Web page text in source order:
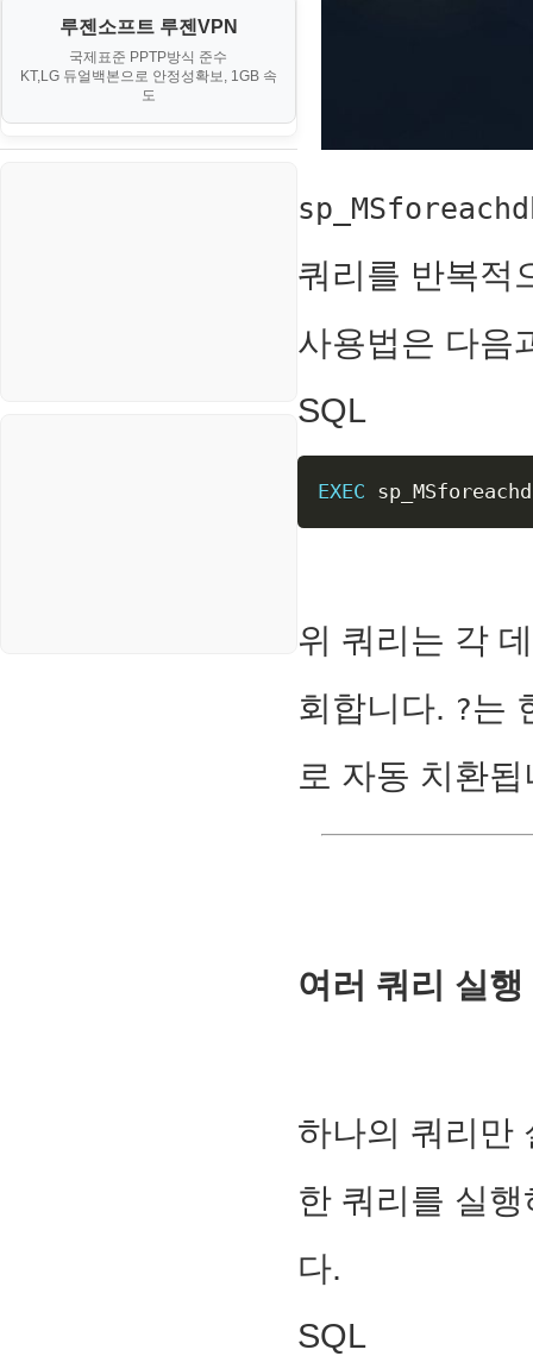
휴폐업조회
부동산
IV. 클러스터 및 고가용성 (HA)
V. 고급 기능 및 CLI 활용
VI. 장애 조치 (Failover) 심화 시
경제
부동산
소스/양념장
루젠소프트 루젠VPN
국제표준 PPTP방식 준수
KT,LG 듀얼백본으로 안정성확보, 1GB 속
도
쿼리를 반복적
사용법은 다음
SQL
EXEC
위 쿼리는 각
회합니다. ?는
로 자동 치환
여러 쿼리 실행
하나의 쿼리만
한 쿼리를 실
다.
SQL